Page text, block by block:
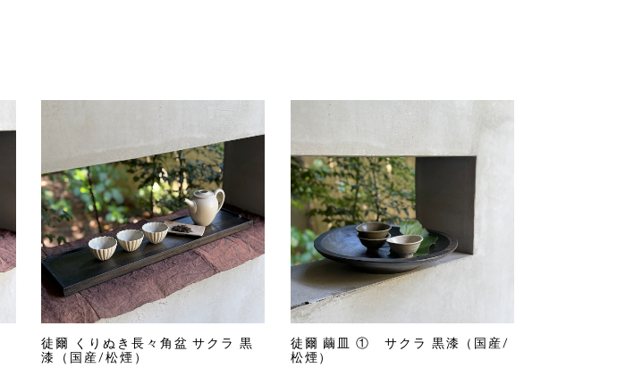
徒爾 くりぬき長々角盆 サクラ 黒
漆（国産/松煙）
徒爾 繭皿 ① サクラ 黒漆（国産/
松煙）